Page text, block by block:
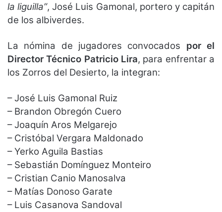
la liguilla”, José Luis Gamonal, portero y capitán
de los albiverdes.
La nómina de jugadores convocados por el
Director Técnico Patricio Lira, para enfrentar a
los Zorros del Desierto, la integran:
– José Luis Gamonal Ruiz
– Brandon Obregón Cuero
– Joaquín Aros Melgarejo
– Cristóbal Vergara Maldonado
– Yerko Aguila Bastias
– Sebastián Domínguez Monteiro
– Cristian Canio Manosalva
– Matías Donoso Garate
– Luis Casanova Sandoval